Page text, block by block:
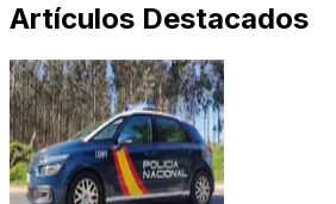
Artículos Destacados